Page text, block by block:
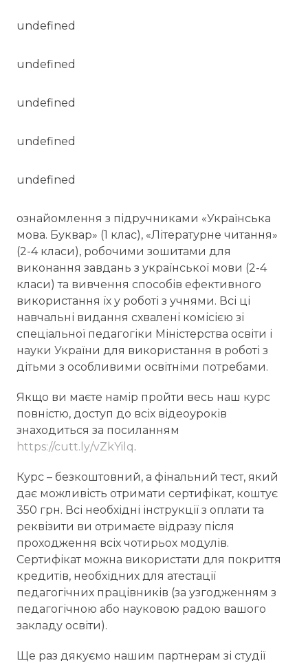
undefined
undefined
undefined
undefined
undefined
ознайомлення з підручниками «Українська
мова. Буквар» (1 клас), «Літературне читання»
(2-4 класи), робочими зошитами для
виконання завдань з української мови (2-4
класи) та вивчення способів ефективного
використання їх у роботі з учнями. Всі ці
навчальні видання схвалені комісією зі
спеціальної педагогіки Міністерства освіти і
науки України для використання в роботі з
дітьми з особливими освітніми потребами.
Якщо ви маєте намір пройти весь наш курс
повністю, доступ до всіх відеоуроків
знаходиться за посиланням
https://cutt.ly/vZkYilq.
Курс – безкоштовний, а фінальний тест, який
дає можливість отримати сертифікат, коштує
350 грн. Всі необхідні інструкції з оплати та
реквізити ви отримаєте відразу після
проходження всіх чотирьох модулів.
Сертифікат можна використати для покриття
кредитів, необхідних для атестації
педагогічних працівників (за узгодженням з
педагогічною або науковою радою вашого
закладу освіти).
Ще раз дякуємо нашим партнерам зі студії